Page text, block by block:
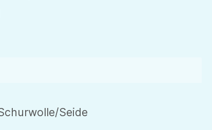
Seide